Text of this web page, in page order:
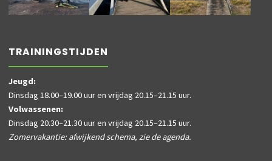
TRAININGSTIJDEN
Jeugd:
Dinsdag 18.00–19.00 uur en vrijdag 20.15–21.15 uur.
Volwassenen:
Dinsdag 20.30–21.30 uur en vrijdag 20.15–21.15 uur.
Zomervakantie: afwijkend schema, zie de agenda.